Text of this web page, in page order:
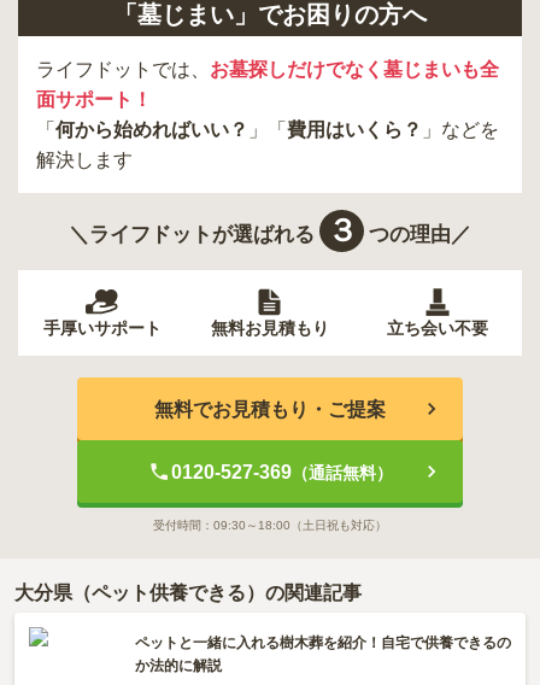
「墓じまい」でお困りの方へ
ライフドットでは、 お墓探しだけでなく墓じまいも全
面サポート！
「 何から始めればいい？ 」「 費用はいくら？ 」などを
解決します
＼ライフドットが選ばれる ３ つの理由／
手厚いサポート 無料お見積もり 立ち会い不要
無料でお見積もり・ご提案
0120-527-369（通話無料）
受付時間： 09:30～18:00 （土日祝も対応）
大分県（ペット供養できる）の関連記事
ペットと一緒に入れる樹木葬を紹介！自宅で供養できるの
か法的に解説